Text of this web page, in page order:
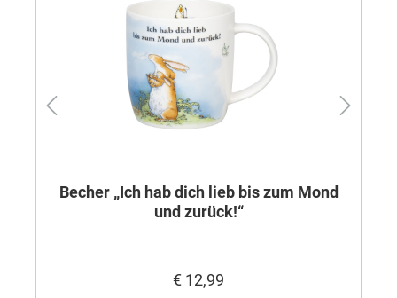
Becher „Ich hab dich lieb bis zum Mond
und zurück!“
€ 12,99